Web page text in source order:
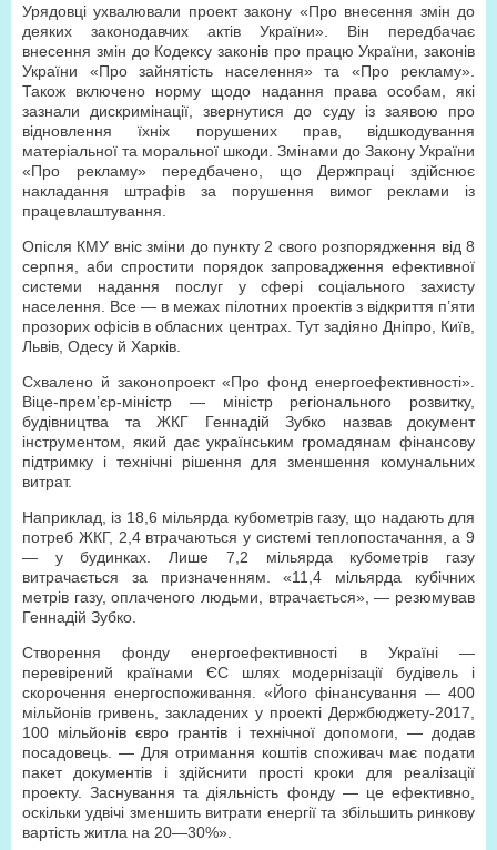
Урядовці ухвалювали проект закону «Про внесення змін до
деяких законодавчих актів України». Він передбачає
внесення змін до Кодексу законів про працю України, законів
України «Про зайнятість населення» та «Про рекламу».
Також включено норму щодо надання права особам, які
зазнали дискримінації, звернутися до суду із заявою про
відновлення їхніх порушених прав, відшкодування
матеріальної та моральної шкоди. Змінами до Закону України
«Про рекламу» передбачено, що Держпраці здійснює
накладання штрафів за порушення вимог реклами із
працевлаштування.
Опісля КМУ вніс зміни до пункту 2 свого розпорядження від 8
серпня, аби спростити порядок запровадження ефективної
системи надання послуг у сфері соціального захисту
населення. Все — в межах пілотних проектів з відкриття п’яти
прозорих офісів в обласних центрах. Тут задіяно Дніпро, Київ,
Львів, Одесу й Харків.
Схвалено й законопроект «Про фонд енергоефективності».
Віце-прем’єр-міністр — міністр регіонального розвитку,
будівництва та ЖКГ Геннадій Зубко назвав документ
інструментом, який дає українським громадянам фінансову
підтримку і технічні рішення для зменшення комунальних
витрат.
Наприклад, із 18,6 мільярда кубометрів газу, що надають для
потреб ЖКГ, 2,4 втрачаються у системі теплопостачання, а 9
— у будинках. Лише 7,2 мільярда кубометрів газу
витрачається за призначенням. «11,4 мільярда кубічних
метрів газу, оплаченого людьми, втрачається», — резюмував
Геннадій Зубко.
Створення фонду енергоефективності в Україні —
перевірений країнами ЄС шлях модернізації будівель і
скорочення енергоспоживання. «Його фінансування — 400
мільйонів гривень, закладених у проекті Держбюджету-2017,
100 мільйонів євро грантів і технічної допомоги, — додав
посадовець. — Для отримання коштів споживач має подати
пакет документів і здійснити прості кроки для реалізації
проекту. Заснування та діяльність фонду — це ефективно,
оскільки удвічі зменшить витрати енергії та збільшить ринкову
вартість житла на 20—30%».